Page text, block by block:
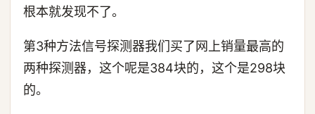
根本就发现不了。
第3种方法信号探测器我们买了网上销量最高的
两种探测器，这个呢是384块的，这个是298块
的。